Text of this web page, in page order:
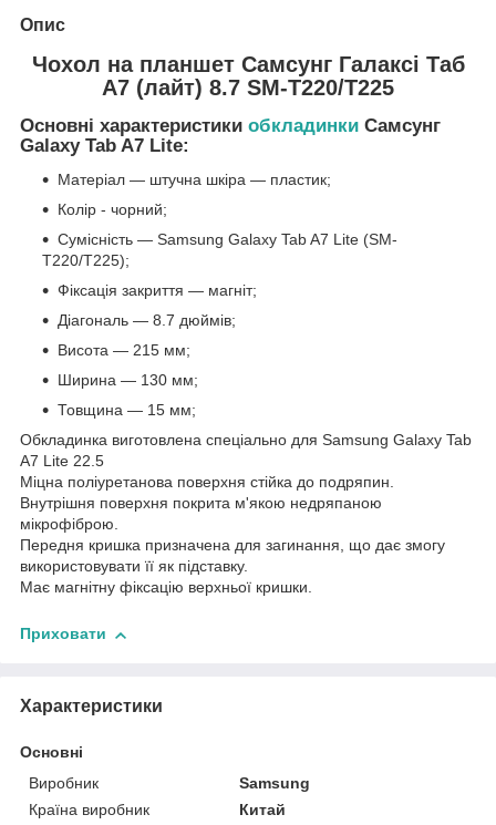
Опис
Чохол на планшет Самсунг Галаксі Таб
А7 (лайт) 8.7 SM-T220/T225
Основні характеристики обкладинки Самсунг
Galaxy Tab A7 Lite:
Матеріал — штучна шкіра — пластик;
Колір - чорний;
Сумісність — Samsung Galaxy Tab A7 Lite (SM-
T220/T225);
Фіксація закриття — магніт;
Діагональ — 8.7 дюймів;
Висота — 215 мм;
Ширина — 130 мм;
Товщина — 15 мм;
Обкладинка виготовлена спеціально для Samsung Galaxy Tab
A7 Lite 22.5
Міцна поліуретанова поверхня стійка до подряпин.
Внутрішня поверхня покрита м'якою недряпаною
мікрофіброю.
Передня кришка призначена для загинання, що дає змогу
використовувати її як підставку.
Має магнітну фіксацію верхньої кришки.
Приховати
Характеристики
Основні
Виробник
Samsung
Країна виробник
Китай